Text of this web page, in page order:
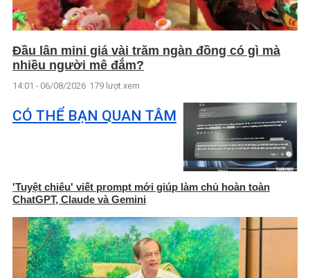
Đầu lân mini giá vài trăm ngàn đồng có gì mà
nhiều người mê đắm?
14:01 - 06/08/2026 179 lượt xem
CÓ THỂ BẠN QUAN TÂM
'Tuyệt chiêu' viết prompt mới giúp làm chủ hoàn toàn
ChatGPT, Claude và Gemini